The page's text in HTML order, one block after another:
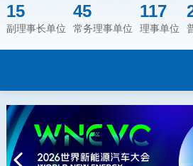
15
副理事长单位
45
常务理事单位
117
理事单位
Previous